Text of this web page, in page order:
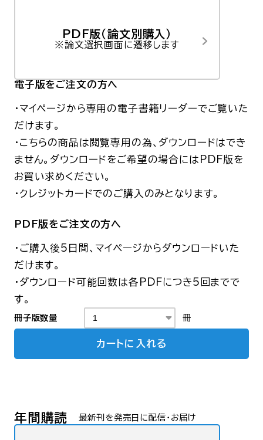
PDF版（論文別購入）
※論文選択画面に遷移します
電子版をご注文の方へ
・マイページから専用の電子書籍リーダーでご覧いた
だけます。
・こちらの商品は閲覧専用の為、ダウンロードはでき
ません。 ダウンロードをご希望の場合にはPDF版を
お買い求めください。
・クレジットカードでのご購入のみとなります。
PDF版をご注文の方へ
・ご購入後5日間、マイページからダウンロードいた
だけます。
・ダウンロード可能回数は各PDFにつき5回までで
す。
冊子版数量 冊
カートに入れる
年間購読 最新刊を発売日に配信・お届け